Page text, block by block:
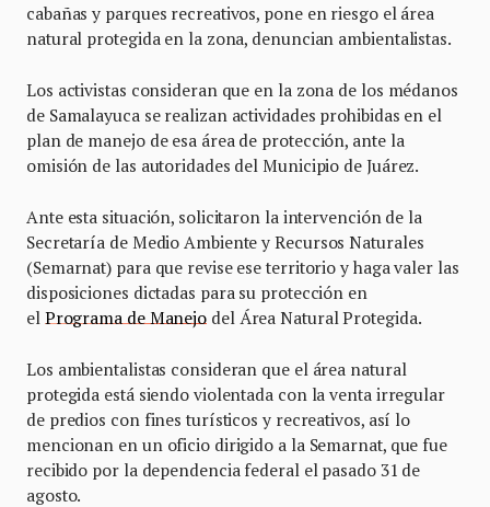
cabañas y parques recreativos, pone en riesgo el área
natural protegida en la zona, denuncian ambientalistas.
Los activistas consideran que en la zona de los médanos
de Samalayuca se realizan actividades prohibidas en el
plan de manejo de esa área de protección, ante la
omisión de las autoridades del Municipio de Juárez.
Ante esta situación, solicitaron la intervención de la
Secretaría de Medio Ambiente y Recursos Naturales
(Semarnat) para que revise ese territorio y haga valer las
disposiciones dictadas para su protección en
el Programa de Manejo del Área Natural Protegida.
Los ambientalistas consideran que el área natural
protegida está siendo violentada con la venta irregular
de predios con fines turísticos y recreativos, así lo
mencionan en un oficio dirigido a la Semarnat, que fue
recibido por la dependencia federal el pasado 31 de
agosto.